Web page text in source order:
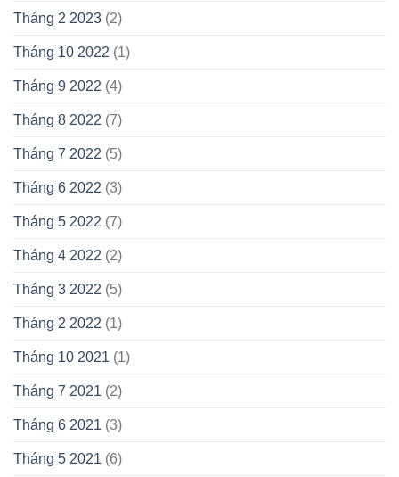
Tháng 2 2023 (2)
Tháng 10 2022 (1)
Tháng 9 2022 (4)
Tháng 8 2022 (7)
Tháng 7 2022 (5)
Tháng 6 2022 (3)
Tháng 5 2022 (7)
Tháng 4 2022 (2)
Tháng 3 2022 (5)
Tháng 2 2022 (1)
Tháng 10 2021 (1)
Tháng 7 2021 (2)
Tháng 6 2021 (3)
Tháng 5 2021 (6)